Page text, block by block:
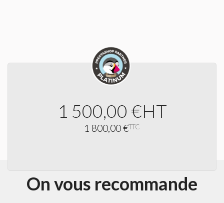
1 500,00 €HT
1 800,00 €TTC
On vous recommande